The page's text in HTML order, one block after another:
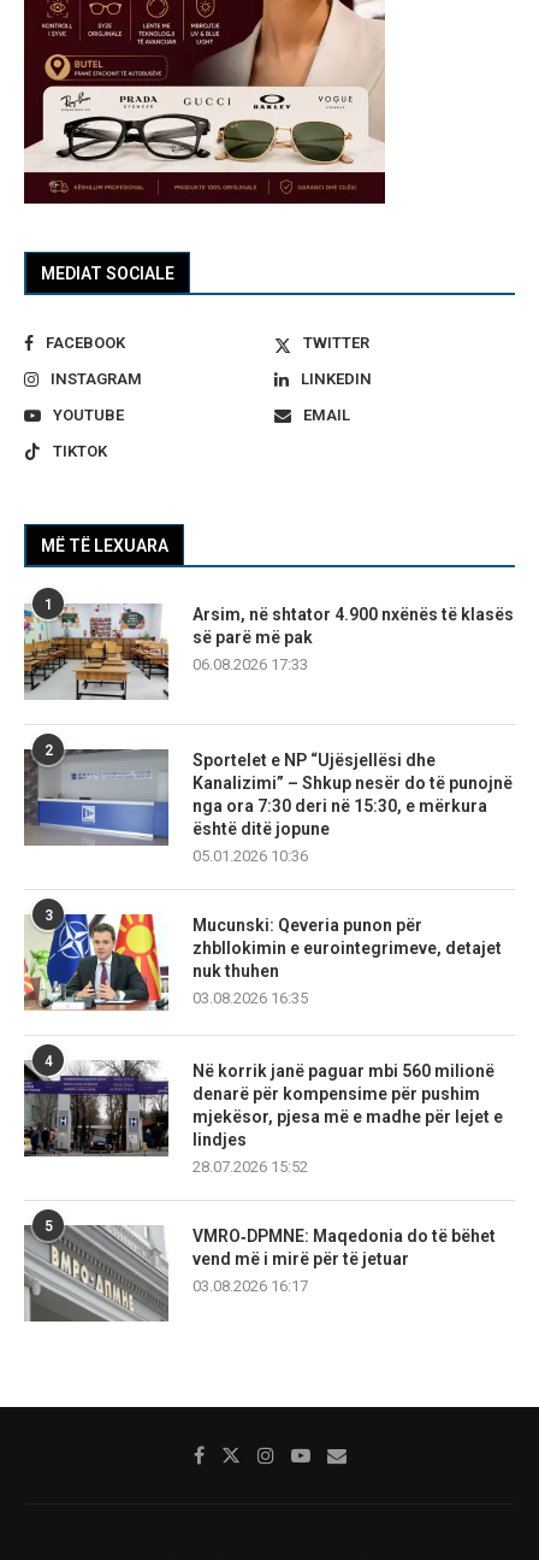
MEDIAT SOCIALE
FACEBOOK
TWITTER
INSTAGRAM
LINKEDIN
YOUTUBE
EMAIL
TIKTOK
MË TË LEXUARA
1
Arsim, në shtator 4.900 nxënës të klasës
së parë më pak
06.08.2026 17:33
2
Sportelet e NP “Ujësjellësi dhe
Kanalizimi” – Shkup nesër do të punojnë
nga ora 7:30 deri në 15:30, e mërkura
është ditë jopune
05.01.2026 10:36
3
Mucunski: Qeveria punon për
zhbllokimin e eurointegrimeve, detajet
nuk thuhen
03.08.2026 16:35
4
Në korrik janë paguar mbi 560 milionë
denarë për kompensime për pushim
mjekësor, pjesa më e madhe për lejet e
lindjes
28.07.2026 15:52
5
VMRO‑DPMNE: Maqedonia do të bëhet
vend më i mirë për të jetuar
03.08.2026 16:17